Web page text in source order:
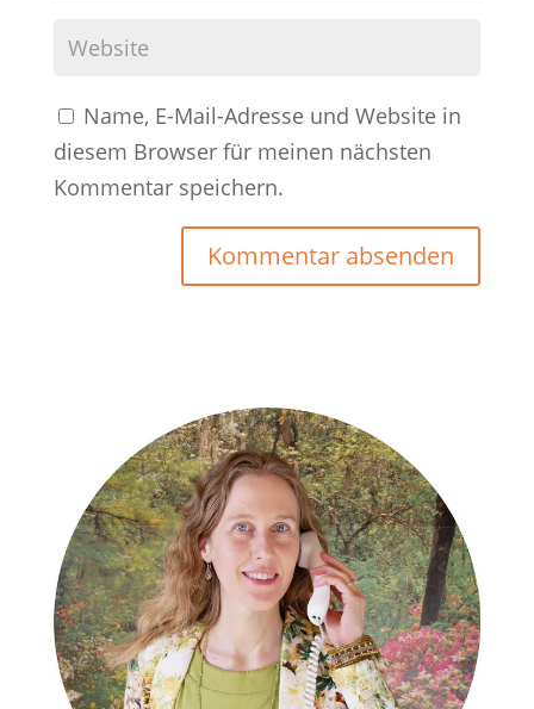
Name, E-Mail-Adresse und Website in
diesem Browser für meinen nächsten
Kommentar speichern.